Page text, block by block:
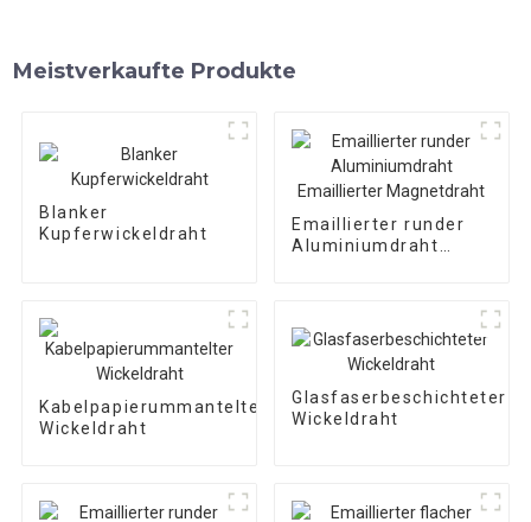
Meistverkaufte Produkte
Blanker
Kupferwickeldraht
Emaillierter runder
Aluminiumdraht
Kabelpapierummantelter
Wickeldraht
Glasfaserbeschichteter
Wickeldraht